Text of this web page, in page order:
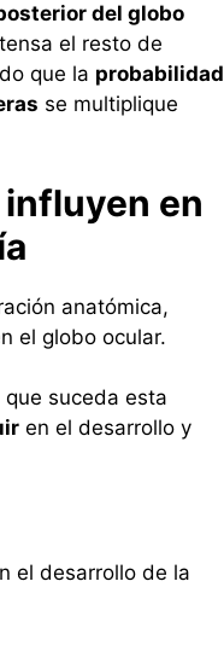
del globo
el resto de
que la probabilidad
se multiplique
en
anatómica,
el globo ocular.
suceda esta
en el desarrollo y
el desarrollo de la